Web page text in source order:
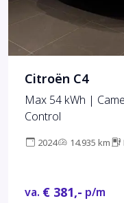
Citroën C4
Max 54 kWh |
Control
2024 14.935 km
va. € 381,- p/m